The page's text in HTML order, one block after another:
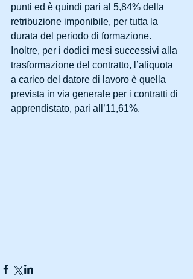
punti ed è quindi pari al 5,84% della
retribuzione imponibile, per tutta la
durata del periodo di formazione.
Inoltre, per i dodici mesi successivi alla
trasformazione del contratto, l’aliquota
a carico del datore di lavoro è quella
prevista in via generale per i contratti di
apprendistato, pari all’11,61%.